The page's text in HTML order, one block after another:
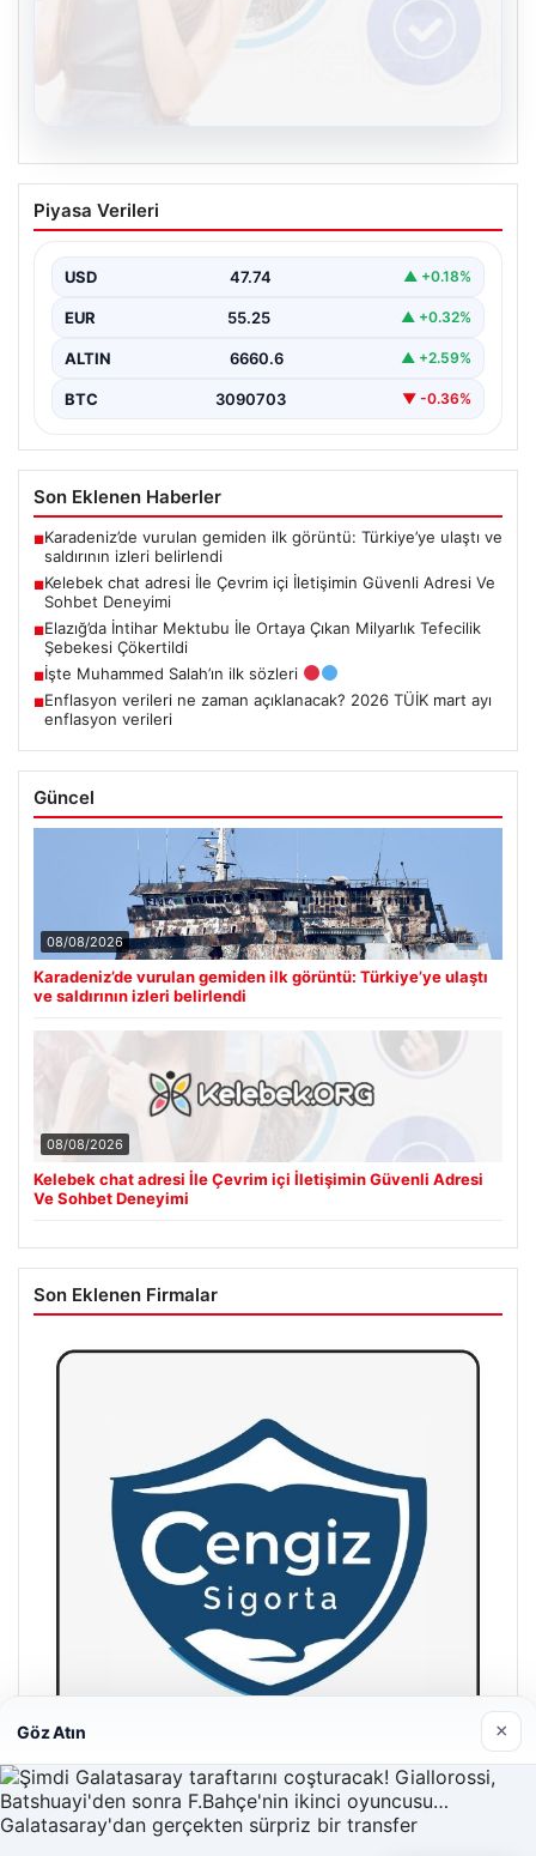
Kelebek chat adresi İle Çevrim içi
İletişimin Güvenli Adresi Ve Sohbet
Dijital çağında bireylerin seviyeli bir şekilde iletişim
Piyasa Verileri
USD 47.74 ▲ +0.18%
EUR 55.25 ▲ +0.32%
ALTIN 6660.6 ▲ +2.59%
BTC 3090703 ▼ -0.36%
Son Eklenen Haberler
■Karadeniz’de vurulan gemiden ilk görüntü: Türkiye’ye ulaştı ve
saldırının izleri belirlendi
■Kelebek chat adresi İle Çevrim içi İletişimin Güvenli Adresi Ve
Sohbet Deneyimi
■Elazığ’da İntihar Mektubu İle Ortaya Çıkan Milyarlık Tefecilik
Şebekesi Çökertildi
■İşte Muhammed Salah’ın ilk sözleri
■Enflasyon verileri ne zaman açıklanacak? 2026 TÜİK mart ayı
enflasyon verileri
Güncel
08/08/2026
Karadeniz’de vurulan gemiden ilk görüntü: Türkiye’ye ulaştı
ve saldırının izleri belirlendi
08/08/2026
Kelebek chat adresi İle Çevrim içi İletişimin Güvenli Adresi
Ve Sohbet Deneyimi
Son Eklenen Firmalar
Hastaş Beton
Göz Atın ×